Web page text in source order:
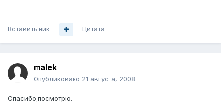
Вставить ник Цитата
malek
Опубликовано 21 августа, 2008
Спасибо,посмотрю.